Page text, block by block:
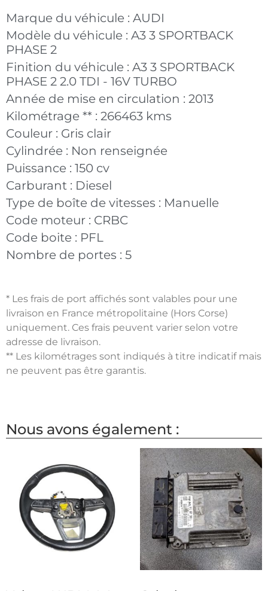
Marque du véhicule : AUDI
Modèle du véhicule : A3 3 SPORTBACK
PHASE 2
Finition du véhicule : A3 3 SPORTBACK
PHASE 2 2.0 TDI - 16V TURBO
Année de mise en circulation : 2013
Kilométrage ** : 266463 kms
Couleur : Gris clair
Cylindrée : Non renseignée
Puissance : 150 cv
Carburant : Diesel
Type de boîte de vitesses : Manuelle
Code moteur : CRBC
Code boite : PFL
Nombre de portes : 5
* Les frais de port affichés sont valables pour une
livraison en France métropolitaine (Hors Corse)
uniquement. Ces frais peuvent varier selon votre
adresse de livraison.
** Les kilométrages sont indiqués à titre indicatif mais
ne peuvent pas être garantis.
Nous avons également :